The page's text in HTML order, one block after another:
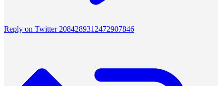
Reply on Twitter 2084289312472907846